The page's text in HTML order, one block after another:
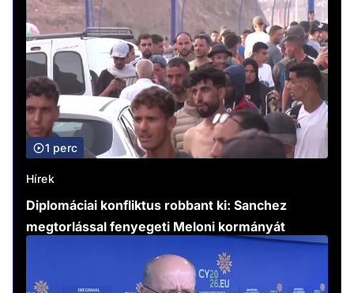
1 perc
Hírek
Diplomáciai konfliktus robbant ki: Sanchez
megtorlással fenyegeti Meloni kormányát